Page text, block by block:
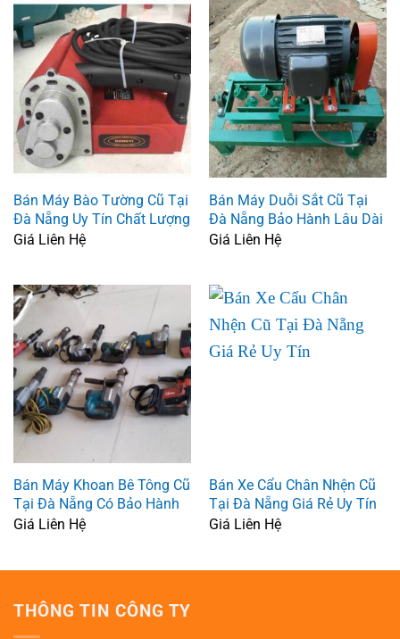
Bán Máy Bào Tường Cũ Tại
Đà Nẵng Uy Tín Chất Lượng
Giá Liên Hệ
Bán Máy Duỗi Sắt Cũ Tại
Đà Nẵng Bảo Hành Lâu Dài
Giá Liên Hệ
Bán Máy Khoan Bê Tông Cũ
Tại Đà Nẵng Có Bảo Hành
Giá Liên Hệ
Bán Xe Cẩu Chân Nhện Cũ
Tại Đà Nẵng Giá Rẻ Uy Tín
Giá Liên Hệ
THÔNG TIN CÔNG TY